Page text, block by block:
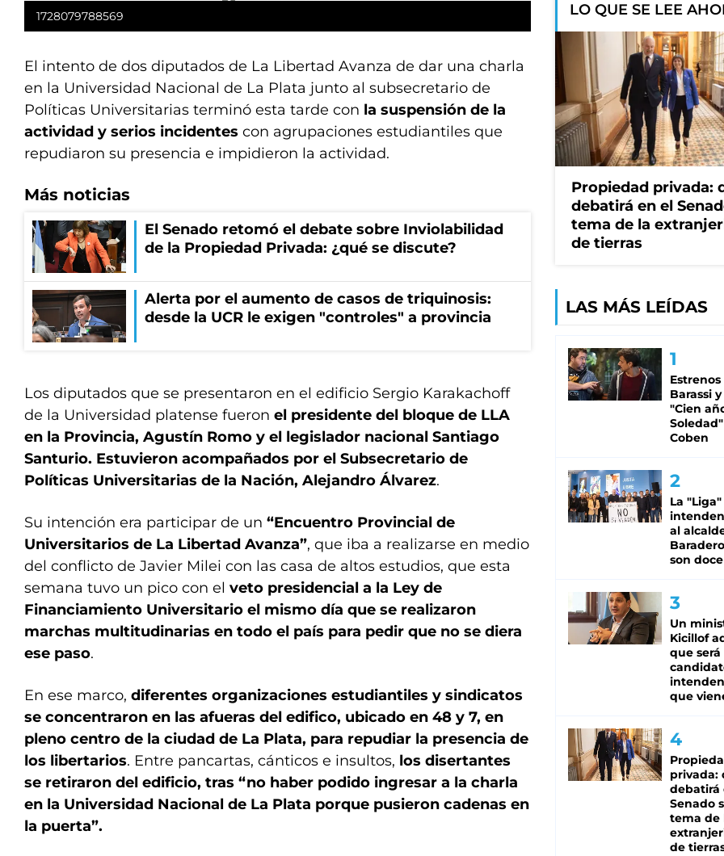
1728079788569
El intento de dos diputados de La Libertad Avanza de dar una charla
en la Universidad Nacional de La Plata junto al subsecretario de
Políticas Universitarias terminó esta tarde con la suspensión de la
actividad y serios incidentes con agrupaciones estudiantiles que
repudiaron su presencia e impidieron la actividad.
Más noticias
El Senado retomó el debate sobre Inviolabilidad
de la Propiedad Privada: ¿qué se discute?
Alerta por el aumento de casos de triquinosis:
desde la UCR le exigen "controles" a provincia
Los diputados que se presentaron en el edificio Sergio Karakachoff
de la Universidad platense fueron el presidente del bloque de LLA
en la Provincia, Agustín Romo y el legislador nacional Santiago
Santurio. Estuvieron acompañados por el Subsecretario de
Políticas Universitarias de la Nación, Alejandro Álvarez.
Su intención era participar de un “Encuentro Provincial de
Universitarios de La Libertad Avanza”, que iba a realizarse en medio
del conflicto de Javier Milei con las casa de altos estudios, que esta
semana tuvo un pico con el veto presidencial a la Ley de
Financiamiento Universitario el mismo día que se realizaron
marchas multitudinarias en todo el país para pedir que no se diera
ese paso.
En ese marco, diferentes organizaciones estudiantiles y sindicatos
se concentraron en las afueras del edifico, ubicado en 48 y 7, en
pleno centro de la ciudad de La Plata, para repudiar la presencia de
los libertarios. Entre pancartas, cánticos e insultos, los disertantes
se retiraron del edificio, tras “no haber podido ingresar a la charla
en la Universidad Nacional de La Plata porque pusieron cadenas en
la puerta”.
LO QUE SE LEE
Propiedad privada:
debatirá en el
tema de la
de tierras
LAS MÁS LEÍDAS
Estrenos
Barassi
"Cien
Coben
La
al
son doce
Un
Kicillof
que será
que
privada:
debatirá
Senado
tema de
de